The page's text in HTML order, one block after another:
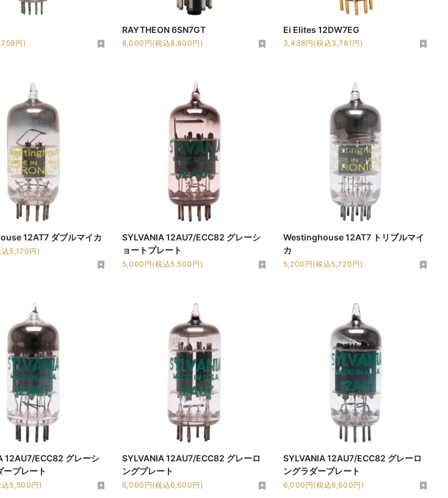
円)
RAYTHEON 6SN7GT
8,000円(税込8,800円)
Ei Elites 12DW7EG
3,438円(税込3,781円)
12AT7 ダブルマイカ
5,170円)
SYLVANIA 12AU7/ECC82 グレーシ
ョートプレート
5,000円(税込5,500円)
Westinghouse 12AT7 トリプルマイ
カ
5,200円(税込5,720円)
12AU7/ECC82 グレーシ
ープレート
5,500円)
SYLVANIA 12AU7/ECC82 グレーロ
ングプレート
6,000円(税込6,600円)
SYLVANIA 12AU7/ECC82 グレーロ
ングラダープレート
6,000円(税込6,600円)